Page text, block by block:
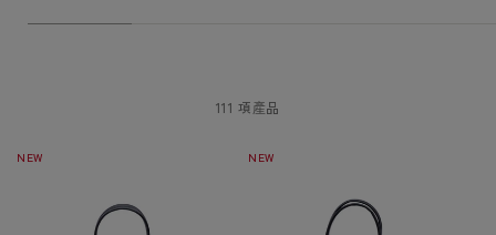
111 項產品
NEW NEW